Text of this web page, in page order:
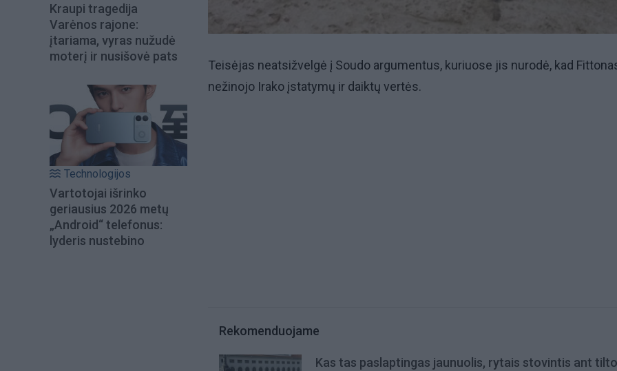
Kraupi tragedija
Varėnos rajone:
įtariama, vyras nužudė
moterį ir nusišovė pats
Technologijos
Vartotojai išrinko
geriausius 2026 metų
„Android“ telefonus:
lyderis nustebino
Teisėjas neatsižvelgė į Soudo argumentus, kuriuose jis nurodė, kad
nežinojo Irako įstatymų ir daiktų vertės.
Rekomenduojame
Kas tas paslaptingas jaunuolis, rytais stovintis ant